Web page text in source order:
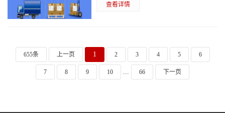
查看详情
655条 上一页 1 2 3 4 5 6
7 8 9 10 ... 66 下一页